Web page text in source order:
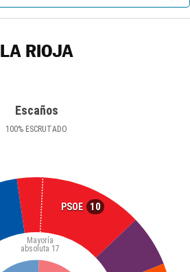
LA RIOJA
Escaños
100% ESCRUTADO
PSOE 10
Mayoría
absoluta 17